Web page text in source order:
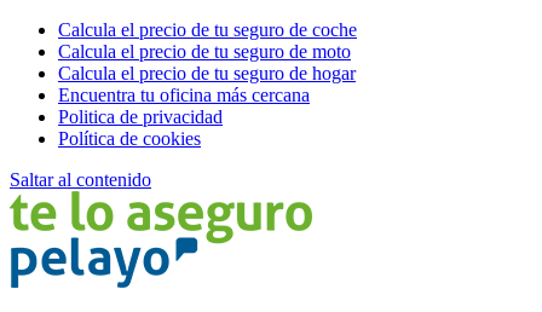
Calcula el precio de tu seguro de coche
Calcula el precio de tu seguro de moto
Calcula el precio de tu seguro de hogar
Encuentra tu oficina más cercana
Politica de privacidad
Política de cookies
Saltar al contenido